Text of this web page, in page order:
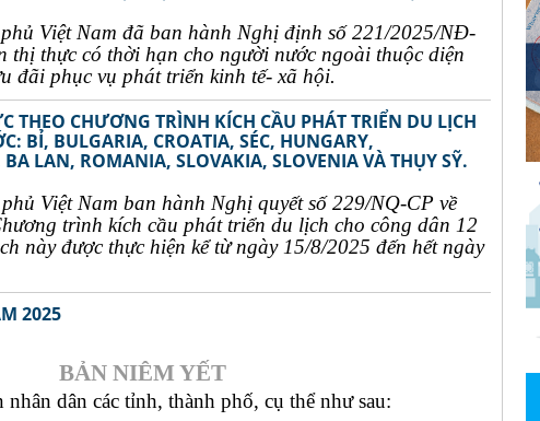
Việt Nam đã ban hành Nghị định số 221/2025/NĐ-
thị thực có thời hạn cho người nước ngoài thuộc diện
đãi phục vụ phát triển kinh tế- xã hội.
THEO CHƯƠNG TRÌNH KÍCH CẦU PHÁT TRIỂN DU LỊCH
BỈ, BULGARIA, CROATIA, SÉC, HUNGARY,
LAN, ROMANIA, SLOVAKIA, SLOVENIA VÀ THỤY SỸ.
Việt Nam ban hành Nghị quyết số 229/NQ-CP về
trình kích cầu phát triển du lịch cho công dân 12
này được thực hiện kể từ ngày 15/8/2025 đến hết ngày
2025
BẢN NIÊM YẾT
dân các tỉnh, thành phố, cụ thể như sau: